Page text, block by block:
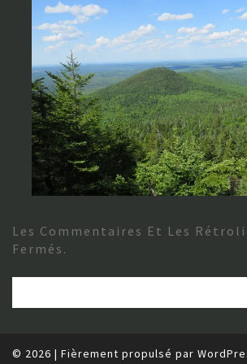
Les Commentaires Et Les
Fermés.
© 2026 | Fièrement propulsé par